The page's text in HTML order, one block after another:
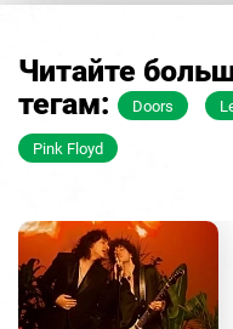
Читайте
тегам:
Doors
Pink Floyd